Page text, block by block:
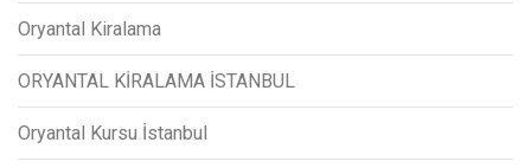
Oryantal Kiralama
ORYANTAL KİRALAMA İSTANBUL
Oryantal Kursu İstanbul